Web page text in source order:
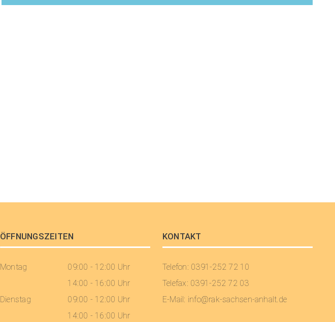
ÖFFNUNGSZEITEN
Montag
09:00 - 12:00 Uhr
14:00 - 16:00 Uhr
Dienstag
09:00 - 12:00 Uhr
14:00 - 16:00 Uhr
KONTAKT
Telefon: 0391-252 72 10
Telefax: 0391-252 72 03
E-Mail: info@rak-sachsen-anhalt.de